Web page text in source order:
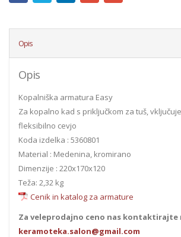
Opis
Opis
Kopalniška armatura Easy
Za kopalno kad s priključkom za tuš,
fleksibilno cevjo
Koda izdelka : 5360801
Material : Medenina, kromirano
Dimenzije : 220x170x120
Teža: 2,32 kg
Cenik in katalog za armature
Za veleprodajno ceno nas kontaktirajte
keramoteka.salon@gmail.com